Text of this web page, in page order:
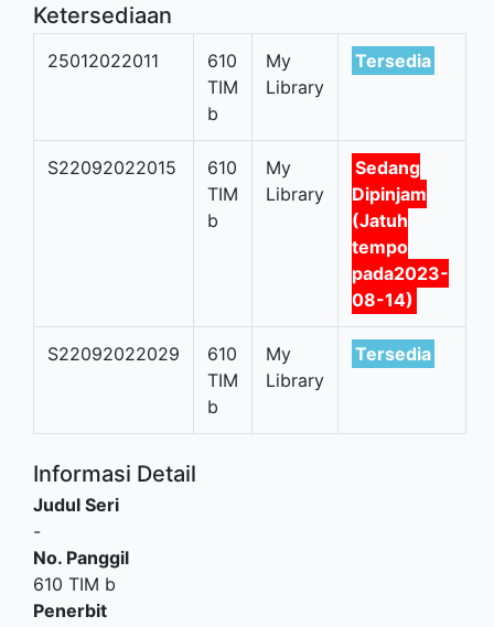
Ketersediaan
25012022011
610
TIM
b
My
Library
Tersedia
S22092022015
610
TIM
b
My
Library
Sedang
Dipinjam
(Jatuh
tempo
pada2023-
08-14)
S22092022029
610
TIM
b
My
Library
Tersedia
Informasi Detail
Judul Seri
-
No. Panggil
610 TIM b
Penerbit